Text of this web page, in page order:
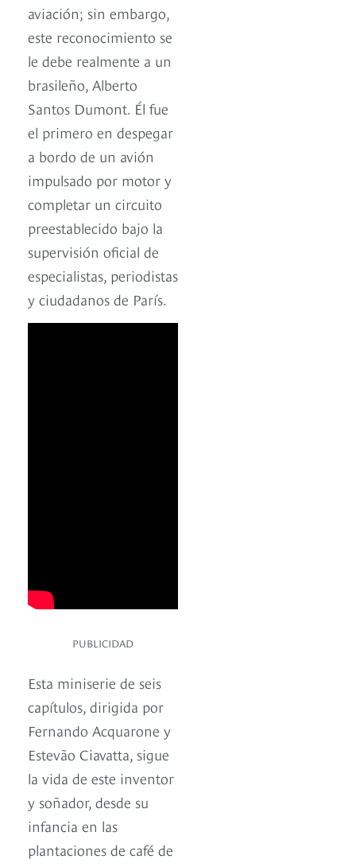
aviación; sin embargo,
este reconocimiento se
le debe realmente a un
brasileño, Alberto
Santos Dumont. Él fue
el primero en despegar
a bordo de un avión
impulsado por motor y
completar un circuito
preestablecido bajo la
supervisión oficial de
especialistas, periodistas
y ciudadanos de París.
PUBLICIDAD
Esta miniserie de seis
capítulos, dirigida por
Fernando Acquarone y
Estevão Ciavatta, sigue
la vida de este inventor
y soñador, desde su
infancia en las
plantaciones de café de